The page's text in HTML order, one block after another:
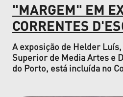
navegação
"MARGEM" EM
CORRENTES
A exposição de Helder
Superior de Media Artes e
do Porto, está incluída no